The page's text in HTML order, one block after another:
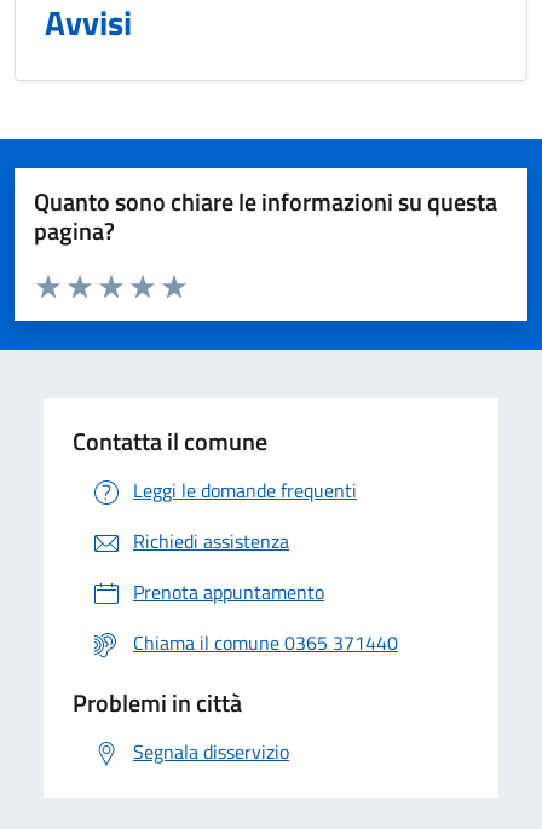
Avvisi
Quanto sono chiare le informazioni su questa
pagina?
Valuta da 1 a 5 stelle la pagina
Valuta 5 stelle su 5
Valuta 4 stelle su 5
Valuta 3 stelle su 5
Valuta 2 stelle su 5
Valuta 1 stelle su 5
Contatta il comune
Leggi le domande frequenti
Richiedi assistenza
Prenota appuntamento
Chiama il comune 0365 371440
Problemi in città
Segnala disservizio